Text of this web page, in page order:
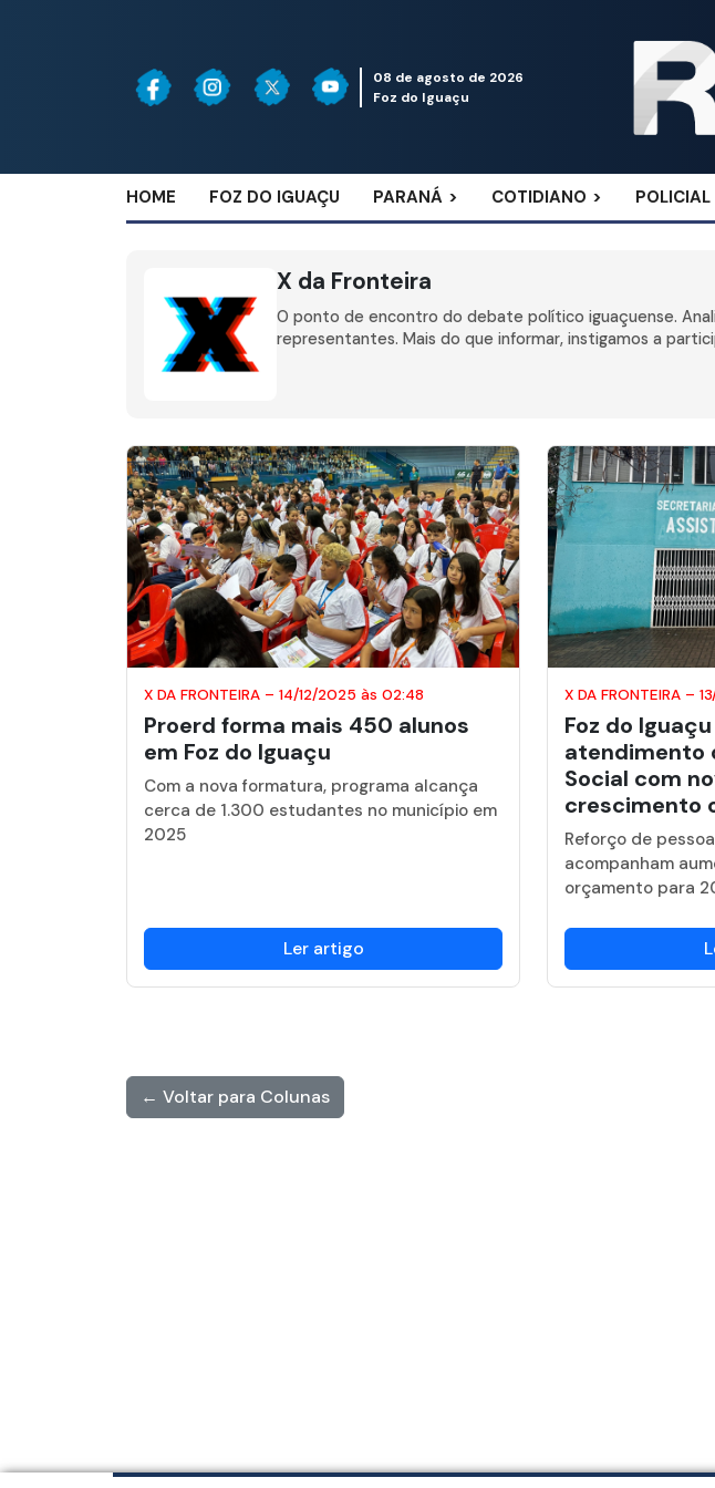
08 de agosto de 2026
Foz do Iguaçu
HOME FOZ DO IGUAÇU PARANÁ COTIDIANO POLICIAL
X da Fronteira
O ponto de encontro do debate político iguaçuense.
representantes. Mais do que informar, instigamos a
X DA FRONTEIRA – 14/12/2025 às 02:48
Proerd forma mais 450 alunos
em Foz do Iguaçu
Com a nova formatura, programa alcança
cerca de 1.300 estudantes no município em
2025
Ler artigo
X DA FRONTEIRA –
Foz do
atendimento
Social com
crescimento
Reforço de
acompanham
orçamento para
← Voltar para Colunas